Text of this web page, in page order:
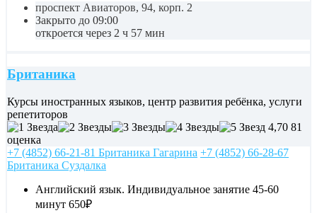
проспект Авиаторов, 94, корп. 2
Закрыто до 09:00
откроется через 2 ч 57 мин
Британика
Курсы иностранных языков, центр развития ребёнка, услуги
репетиторов
4,70 81
оценка
+7 (4852) 66-21-81 Британика Гагарина +7 (4852) 66-28-67
Британика Суздалка
Английский язык. Индивидуальное занятие 45-60
минут 650₽